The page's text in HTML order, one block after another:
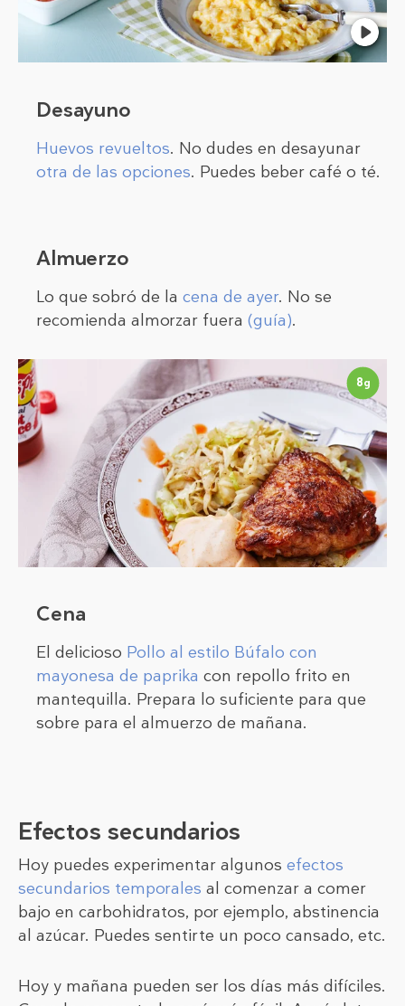
Desayuno
Huevos revueltos. No dudes en desayunar
otra de las opciones. Puedes beber café o té.
Almuerzo
Lo que sobró de la cena de ayer. No se
recomienda almorzar fuera (guía).
8g
Cena
El delicioso Pollo al estilo Búfalo con
mayonesa de paprika con repollo frito en
mantequilla. Prepara lo suficiente para que
sobre para el almuerzo de mañana.
Efectos secundarios
Hoy puedes experimentar algunos efectos
secundarios temporales al comenzar a comer
bajo en carbohidratos, por ejemplo, abstinencia
al azúcar. Puedes sentirte un poco cansado, etc.
Hoy y mañana pueden ser los días más difíciles.